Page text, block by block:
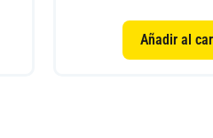
Añadir al